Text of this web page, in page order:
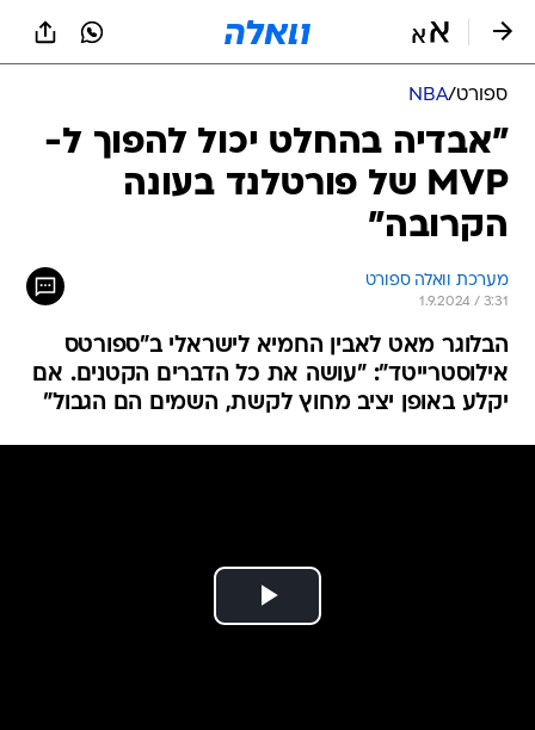
ספורט/
NBA
"אבדיה בהחלט יכול להפוך ל-
MVP של פורטלנד בעונה
הקרובה"
מערכת וואלה ספורט
1.9.2024 / 3:31
הבלוגר מאט לאבין החמיא לישראלי ב"ספורטס
אילוסטרייטד": "עושה את כל הדברים הקטנים. אם
יקלע באופן יציב מחוץ לקשת, השמים הם הגבול"